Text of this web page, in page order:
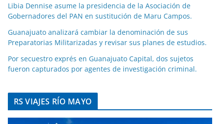
Libia Dennise asume la presidencia de la Asociación de
Gobernadores del PAN en sustitución de Maru Campos.
Guanajuato analizará cambiar la denominación de sus
Preparatorias Militarizadas y revisar sus planes de estudios.
Por secuestro exprés en Guanajuato Capital, dos sujetos
fueron capturados por agentes de investigación criminal.
RS VIAJES RÍO MAYO